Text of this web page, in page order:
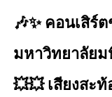
🎶✨ คอนเสิ
มหาวิทยาลัยม
💥💥 เสียงสะ